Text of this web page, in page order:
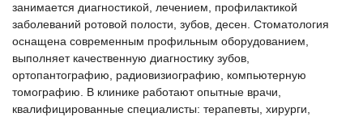
занимается диагностикой, лечением, профилактикой
заболеваний ротовой полости, зубов, десен. Стоматология
оснащена современным профильным оборудованием,
выполняет качественную диагностику зубов,
ортопантографию, радиовизиографию, компьютерную
томографию. В клинике работают опытные врачи,
квалифицированные специалисты: терапевты, хирурги,